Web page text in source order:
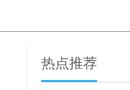
热点推荐